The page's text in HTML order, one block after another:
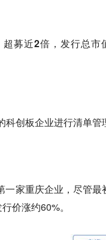
超募近2倍 ， 发行总市
科创板企业进行清单管
一家重庆企业 ，尽管最
价涨约60%。